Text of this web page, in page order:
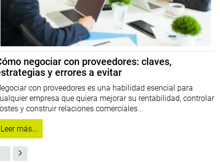
negociar con proveedores: claves,
y errores a evitar
con proveedores es una habilidad esencial para
empresa que quiera mejorar su rentabilidad, controlar
y construir relaciones comerciales...
Leer más...